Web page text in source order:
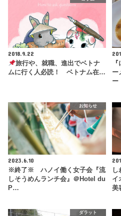
2018.9.22
旅行や、就職、進出でベトナ
ムに行く人必読！ ベトナム在…
ー
ー
お知らせ
2023.6.10
※終了※ ハノイ働く女子会『流
しそうめんランチ会』＠Hotel du
P…
し
イ
美
ダラット